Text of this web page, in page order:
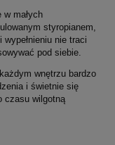
małych
styropianem,
nie traci
pod siebie.
wnętrzu bardzo
i świetnie się
czasu wilgotną